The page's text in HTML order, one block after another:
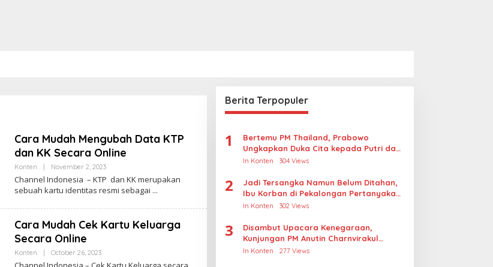
Cara Mudah Mengubah Data KTP
dan KK Secara Online
Konten November 2, 2023B
E
U
I
Channel Indonesia – KTP dan KK merupakan
sebuah kartu identitas resmi sebagai
Cara Mudah Cek Kartu Keluarga
Secara Online
Konten October 26, 2023B
Y
Berita Terpopuler
1
Bertemu PM Thailand, Prabowo
Ungkapkan Duka Cita kepada Putri dan
Selamat Ulang Tahun ke Raja Thailand
In Konten 304 Views
2
Jadi Tersangka Namun Belum Ditahan,
Ibu Korban di Pekalongan Pertanyakan
Keseriusan Polisi Tangani Kasus
In Konten 302 Views
3
Disambut Upacara Kenegaraan,
Kunjungan PM Anutin Charnvirakul
Perkuat Hubungan Indonesia-Thailand
In Konten 277 Views